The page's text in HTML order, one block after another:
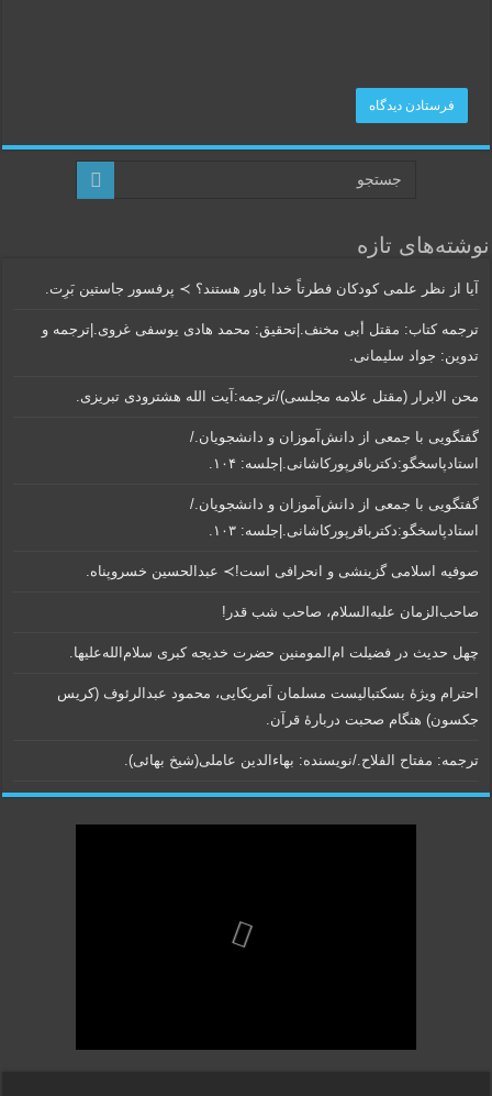
نوشته‌های تازه
آیا از نظر علمی کودکان فطرتاً خدا باور هستند؟ ≻ پرفسور جاستین بَرِت.
ترجمه کتاب: مقتل أبی مخنف.|تحقیق: محمد هادی یوسفی غروی.|ترجمه و
تدوین: جواد سلیمانی.
محن الابرار (مقتل علامه مجلسی)/ترجمه:آیت الله هشترودی تبریزی.
گفتگویی‌ با جمعی‌ از دانش‌آموزان‌ و دانشجویان./
استادپاسخگو:دکترباقر‌پورکاشانی.|جلسه: ۱۰۴.
گفتگویی‌ با جمعی‌ از دانش‌آموزان‌ و دانشجویان./
استادپاسخگو:دکترباقر‌پورکاشانی.|جلسه: ۱۰۳.
صوفیه اسلامی گزینشی و انحرافی است!≻ عبدالحسین خسروپناه.
صاحب‌الزمان علیه‌السلام، صاحب شب قدر!
چهل حدیث در فضیلت ام‌المومنین حضرت خدیجه کبری سلام‌الله‌علیها.
احترام ویژۀ بسکتبالیست مسلمان آمریکایی، محمود عبدالرئوف (کریس
جکسون) هنگام صحبت دربارۀ قرآن.
ترجمه: مفتاح الفلاح./نویسنده:‌ بهاء‌الدین عاملی‌(شیخ بهائی).